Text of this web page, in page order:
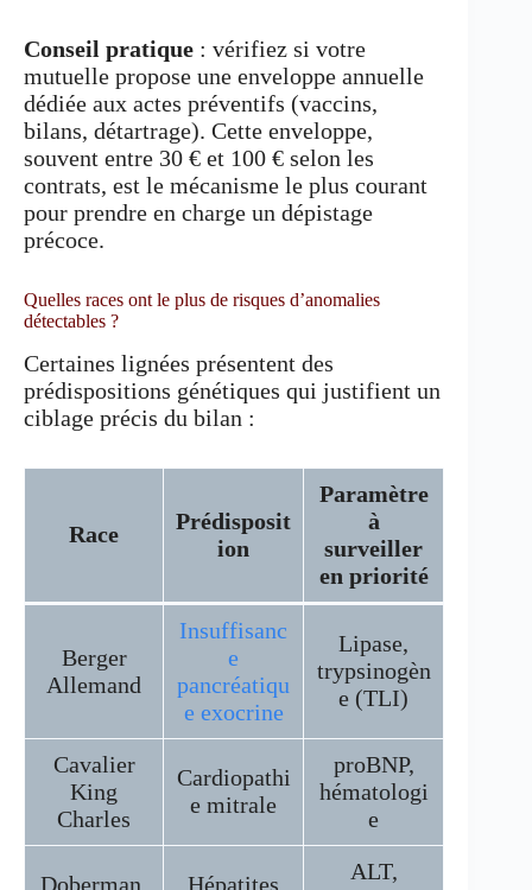
Conseil pratique : vérifiez si votre
mutuelle propose une enveloppe annuelle
dédiée aux actes préventifs (vaccins,
bilans, détartrage). Cette enveloppe,
souvent entre 30 € et 100 € selon les
contrats, est le mécanisme le plus courant
pour prendre en charge un dépistage
précoce.
Quelles races ont le plus de risques d’anomalies
détectables ?
Certaines lignées présentent des
prédispositions génétiques qui justifient un
ciblage précis du bilan :
Race
Prédisposit
ion
Paramètre
à
surveiller
en priorité
Berger
Allemand
Insuffisanc
e
pancréatiqu
e exocrine
Lipase,
trypsinogèn
e (TLI)
Cavalier
King
Charles
Cardiopathi
e mitrale
proBNP,
hématologi
e
Doberman, Hépatites
ALT,